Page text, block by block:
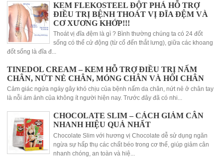
KEM FLEKOSTEEL ĐỘT PHÁ HỖ TRỢ
ĐIỀU TRỊ BỆNH THOÁT VỊ ĐĨA ĐỆM VÀ
CƠ XƯƠNG KHỚP!!!
Thoát vị đĩa đệm là gì ? Bình thường chúng ta có 24 đốt
sống có thể cử động (từ cổ đến thắt lưng), giữa các khoang
đốt sống là đĩa đ...
TINEDOL CREAM – KEM HỖ TRỢ ĐIỀU TRỊ NẤM
CHÂN, NỨT NẺ CHÂN, MÓNG CHÂN VÀ HÔI CHÂN
Cảm giác ngứa ngáy gây khó chịu của bệnh nấm da chân, nứt nẻ ở chân tay
là nỗi ám ảnh của không ít người hiện nay. Trước đây đã có nhi...
CHOCOLATE SLIM – CÁCH GIẢM CÂN
NHANH HIỆU QUẢ NHẤT
Chocolate Slim với hương vị Chocolate dễ sử dụng ngăn
ngừa sự hấp thụ các chất béo trong cơ thể, giúp giảm cân
nhanh chóng, an toàn và hiệ...